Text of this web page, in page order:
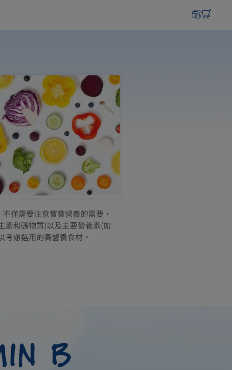
僅需要注意寶寶營養的需要，
素和礦物質)以及主要營養素(如
慮選用的高營養食材。